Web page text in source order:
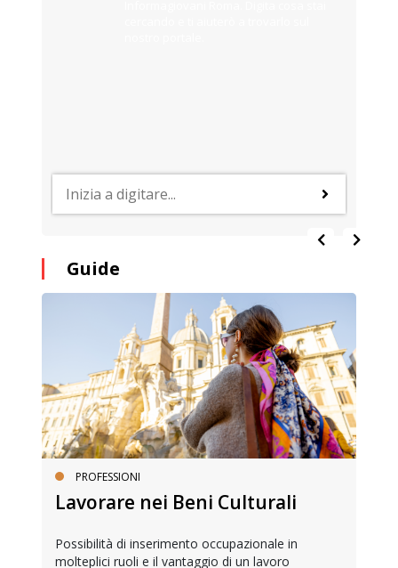
Guide
PROFESSIONI
Lavorare nei Beni Culturali
Possibilità di inserimento occupazionale in
molteplici ruoli e il vantaggio di un lavoro